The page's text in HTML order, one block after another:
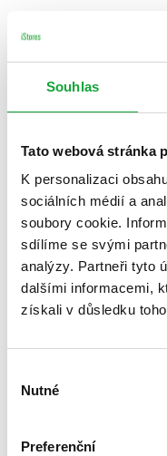
Souhlas
Tato webová stránka
K personalizaci
sociálních médií a
soubory cookie.
sdílíme se svými
analýzy. Partneři tyto
dalšími informacemi,
získali v důsledku
souhlasu
Nutné
Preferenční